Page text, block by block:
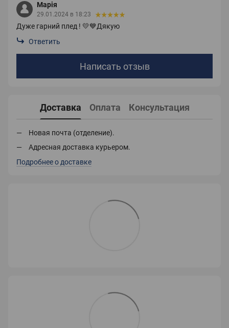
Марія
29.01.2024 в 18:23
Дуже гарний плед ! 💛💙Дякую
Ответить
Написать отзыв
Доставка Оплата Консультация
Новая почта (отделение).
Адресная доставка курьером.
Подробнее о доставке